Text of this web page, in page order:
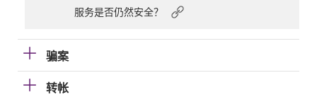
服务是否仍然安全？
骗案
转帐